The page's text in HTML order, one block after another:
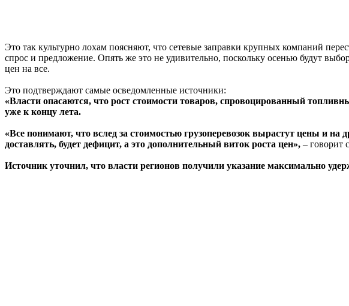
Это так культурно лохам поясняют, что сетевые заправки крупных компаний
спрос и предложение. Опять же это не удивительно, поскольку осенью будут
цен на все.
Это подтверждают самые осведомленные источники:
«Власти опасаются, что рост стоимости товаров, спровоцированный
уже к концу лета.
«Все понимают, что вслед за стоимостью грузоперевозок вырастут цены и на
доставлять, будет дефицит, а это дополнительный виток роста цен», – говорит
Источник уточнил, что власти регионов получили указание максимально